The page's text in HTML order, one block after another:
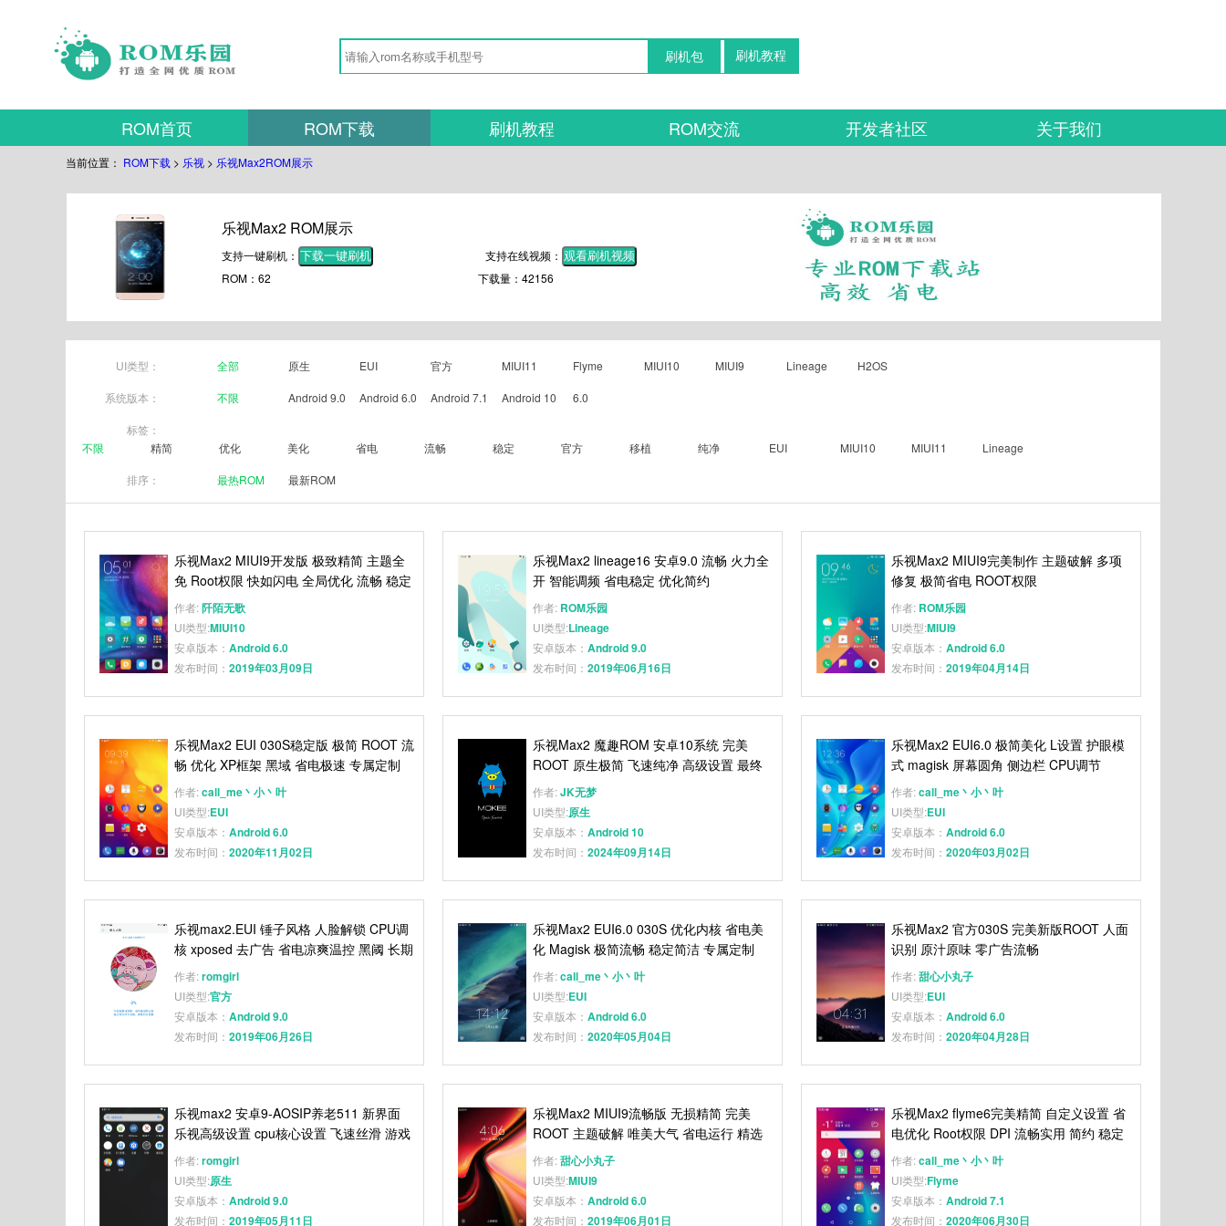
刷机教程
刷机包
ROM首页 ROM下载 刷机教程 ROM交流 开发者社区 关于我们
当前位置： ROM下载 > 乐视 > 乐视Max2ROM展示
乐视Max2 ROM展示
支持一键刷机： 下载一键刷机 支持在线视频： 观看刷机视频
ROM：62 下载量：42156
UI类型： 全部 原生 EUI 官方 MIUI11 Flyme MIUI10 MIUI9 Lineage H2OS
系统版本： 不限 Android 9.0 Android 6.0 Android 7.1 Android 10 6.0
标签：
不限
精简 优化 美化 省电 流畅 稳定 官方 移植 纯净 EUI MIUI10 MIUI11 Lineage
排序： 最热ROM 最新ROM
乐视Max2 MIUI9开发版 极致精简 主题全
免 Root权限 快如闪电 全局优化 流畅 稳定
作者:阡陌无歌
UI类型:MIUI10
安卓版本： Android 6.0
发布时间： 2019年03月09日
乐视Max2 lineage16 安卓9.0 流畅 火力全
开 智能调频 省电稳定 优化简约
作者: ROM乐园
UI类型:Lineage
安卓版本： Android 9.0
发布时间： 2019年06月16日
乐视Max2 MIUI9完美制作 主题破解 多项
修复 极简省电 ROOT权限
作者: ROM乐园
UI类型:MIUI9
安卓版本： Android 6.0
发布时间： 2019年04月14日
乐视Max2 EUI 030S稳定版 极简 ROOT 流
畅 优化 XP框架 黑域 省电极速 专属定制
作者:call_me丶小丶叶
UI类型:EUI
安卓版本： Android 6.0
发布时间： 2020年11月02日
乐视Max2 魔趣ROM 安卓10系统 完美
ROOT 原生极简 飞速纯净 高级设置 最终
版
作者:JK无梦
UI类型:原生
安卓版本： Android 10
发布时间： 2024年09月14日
乐视Max2 EUI6.0 极简美化 L设置 护眼模
式 magisk 屏幕圆角 侧边栏 CPU调节
作者:call_me丶小丶叶
UI类型:EUI
安卓版本： Android 6.0
发布时间： 2020年03月02日
乐视max2.EUI 锤子风格 人脸解锁 CPU调
核 xposed 去广告 省电凉爽温控 黑阈 长期
备用
作者:romgirl
UI类型:官方
安卓版本： Android 9.0
发布时间： 2019年06月26日
乐视Max2 EUI6.0 030S 优化内核 省电美
化 Magisk 极简流畅 稳定简洁 专属定制
作者:call_me丶小丶叶
UI类型:EUI
安卓版本： Android 6.0
发布时间： 2020年05月04日
乐视Max2 官方030S 完美新版ROOT 人面
识别 原汁原味 零广告流畅
作者:甜心小丸子
UI类型:EUI
安卓版本： Android 6.0
发布时间： 2020年04月28日
乐视max2 安卓9-AOSIP养老511 新界面
乐视高级设置 cpu核心设置 飞速丝滑 游戏
定制
作者:romgirl
UI类型:原生
安卓版本： Android 9.0
发布时间： 2019年05月11日
乐视Max2 MIUI9流畅版 无损精简 完美
ROOT 主题破解 唯美大气 省电运行 精选
纯净版
作者:甜心小丸子
UI类型:MIUI9
安卓版本： Android 6.0
发布时间： 2019年06月01日
乐视Max2 flyme6完美精简 自定义设置 省
电优化 Root权限 DPI 流畅实用 简约 稳定
作者:call_me丶小丶叶
UI类型:Flyme
安卓版本： Android 7.1
发布时间： 2020年06月30日